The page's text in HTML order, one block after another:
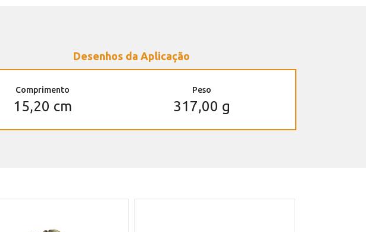
Desenhos da Aplicação
Comprimento
15,20 cm
Peso
317,00 g